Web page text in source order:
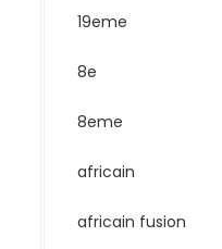
19eme
8e
8eme
africain
africain fusion